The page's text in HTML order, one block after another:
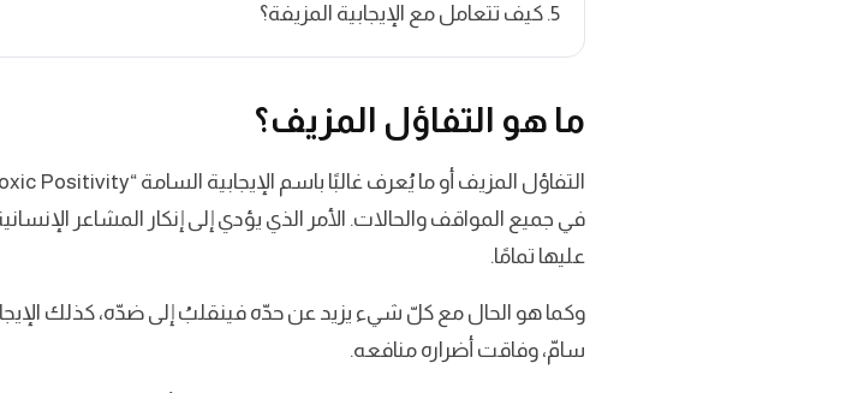
كيف تتعامل مع الإيجابية المزيفة؟
ما هو التفاؤل المزيف؟
في جميع المواقف والحالات. الأمر الذي يؤدي إلى إنكار المشاعر
عليها تمامًا.
وكما هو الحال مع كلّ شيء يزيد عن حدّه فينقلبُ إلى ضدّه، كذلك
سامّ، وفاقت أضراره منافعه.